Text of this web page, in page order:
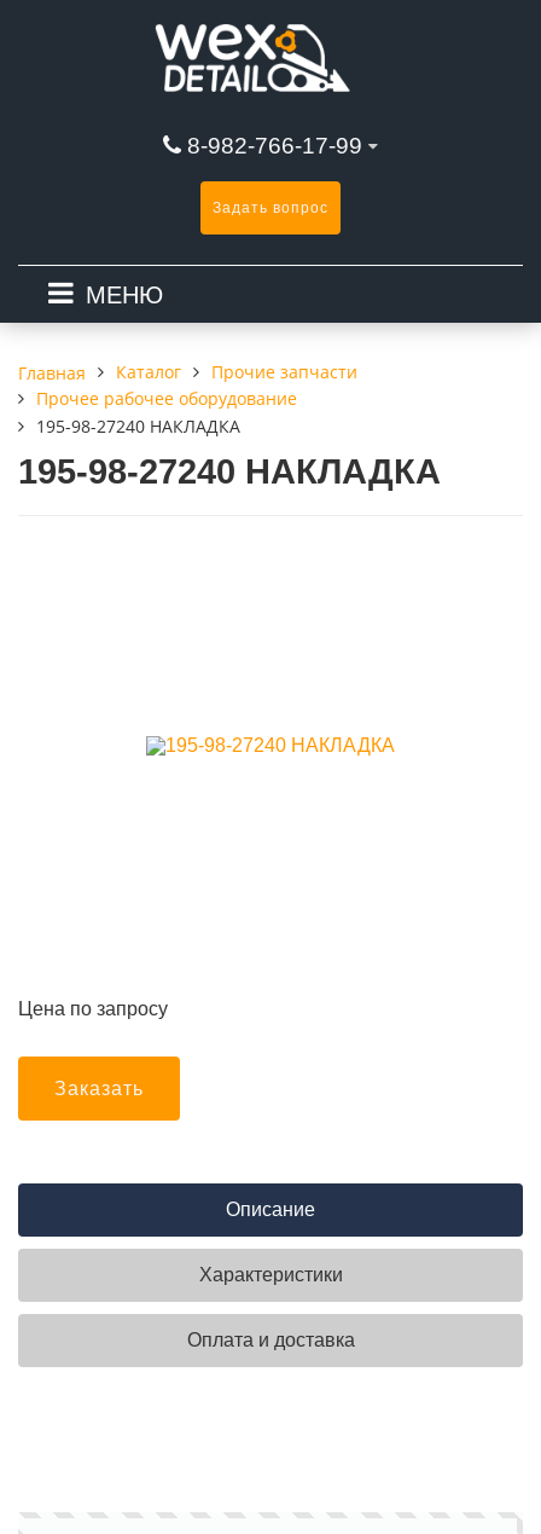
8-982-766-17-99
Задать вопрос
МЕНЮ
Главная Каталог
Прочие запчасти
Прочее рабочее оборудование
195-98-27240 НАКЛАДКА
195-98-27240 НАКЛАДКА
Цена по запросу
Заказать
Описание
Характеристики
Оплата и доставка